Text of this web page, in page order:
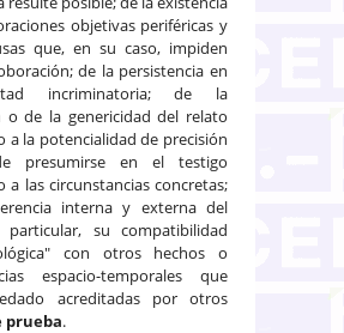
objetivas periféricas y
que, en su caso, impiden
de la persistencia en
incriminatoria; de la
o de la genericidad del relato
a la potencialidad de precisión
presumirse en el testigo
a las circunstancias concretas;
interna y externa del
particular, su compatibilidad
con otros hechos o
espacio-temporales que
acreditadas por otros
prueba.